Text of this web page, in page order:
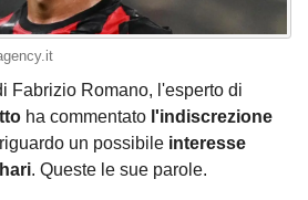
Fabrizio Romano, l'esperto di
ha commentato l'indiscrezione
un possibile interesse
. Queste le sue parole.